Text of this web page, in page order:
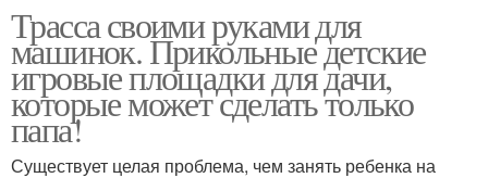
Трасса своими руками для
машинок. Прикольные детские
игровые площадки для дачи,
которые может сделать только
папа!
Существует целая проблема, чем занять ребенка на